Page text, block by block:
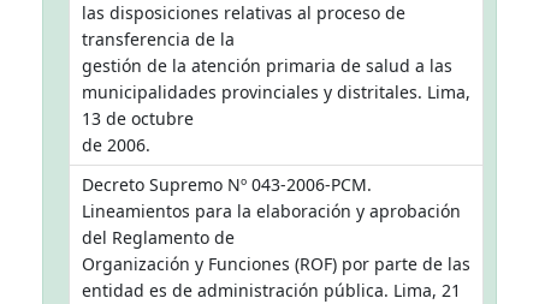
las disposiciones relativas al proceso de
transferencia de la
gestión de la atención primaria de salud a las
municipalidades provinciales y distritales. Lima,
13 de octubre
de 2006.
Decreto Supremo Nº 043-2006-PCM.
Lineamientos para la elaboración y aprobación
del Reglamento de
Organización y Funciones (ROF) por parte de las
entidad es de administración pública. Lima, 21